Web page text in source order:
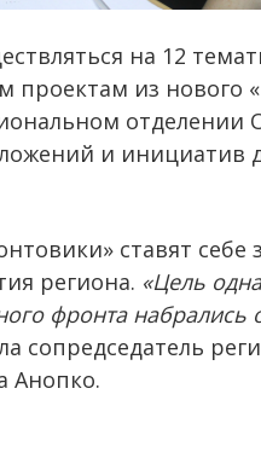
на 12
из нового
отделении
и инициатив
ставят себе
региона. «Цель
фронта набрались
сопредседатель
Анопко.